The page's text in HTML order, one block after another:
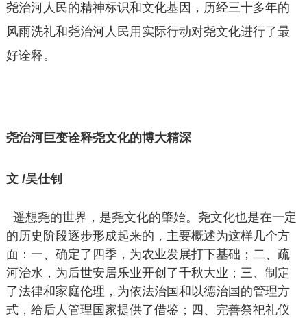
尧治河人民的精神标识和文化基因，历经三十多年的
风雨洗礼和尧治河人民用实际行动对尧文化进行了最
好诠释。
尧治河巨变诠释尧文化的博大精深
文 /吴仕钊
遥想尧的世界，是尧文化的肇始。尧文化也是在一定
的历史阶段逐步形成起来的，主要概述为这样几个方
面：一、确定了四季，为农业发展打下基础；二、疏
河治水，为后世安居乐业开创了千秋大业；三、制定
了法律和家庭伦理，为依法治国和以德治国的管理方
式，给后人管理国家提供了借鉴；四、完善祭祀礼仪